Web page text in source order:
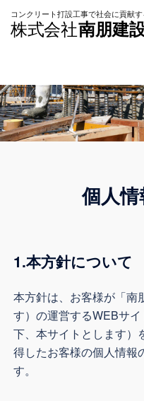
信
の
南
朋
コンクリート打設工事で社会に貢献す
株式会社南朋建
個人
1.本方針について
本方針は、お客様が「南
す）の運営するWEBサ
下、本サイトとします）
得したお客様の個人情報
す。